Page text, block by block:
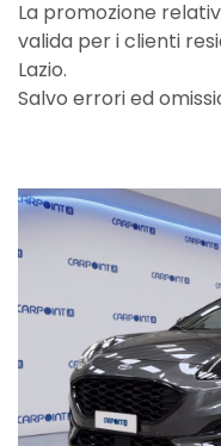
La promozione
valida per i clienti
Lazio.
Salvo errori ed